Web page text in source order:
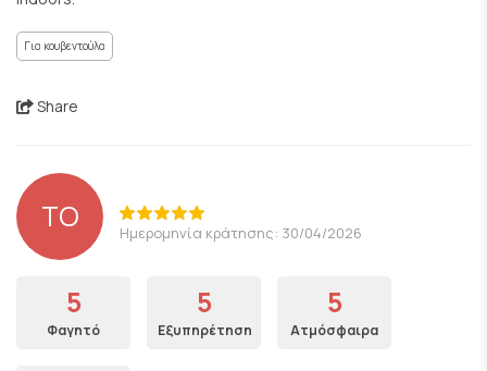
Για κουβεντούλα
Share
TO Ημερομηνία κράτησης: 30/04/2026
5
Φαγητό
5
Εξυπηρέτηση
5
Ατμόσφαιρα